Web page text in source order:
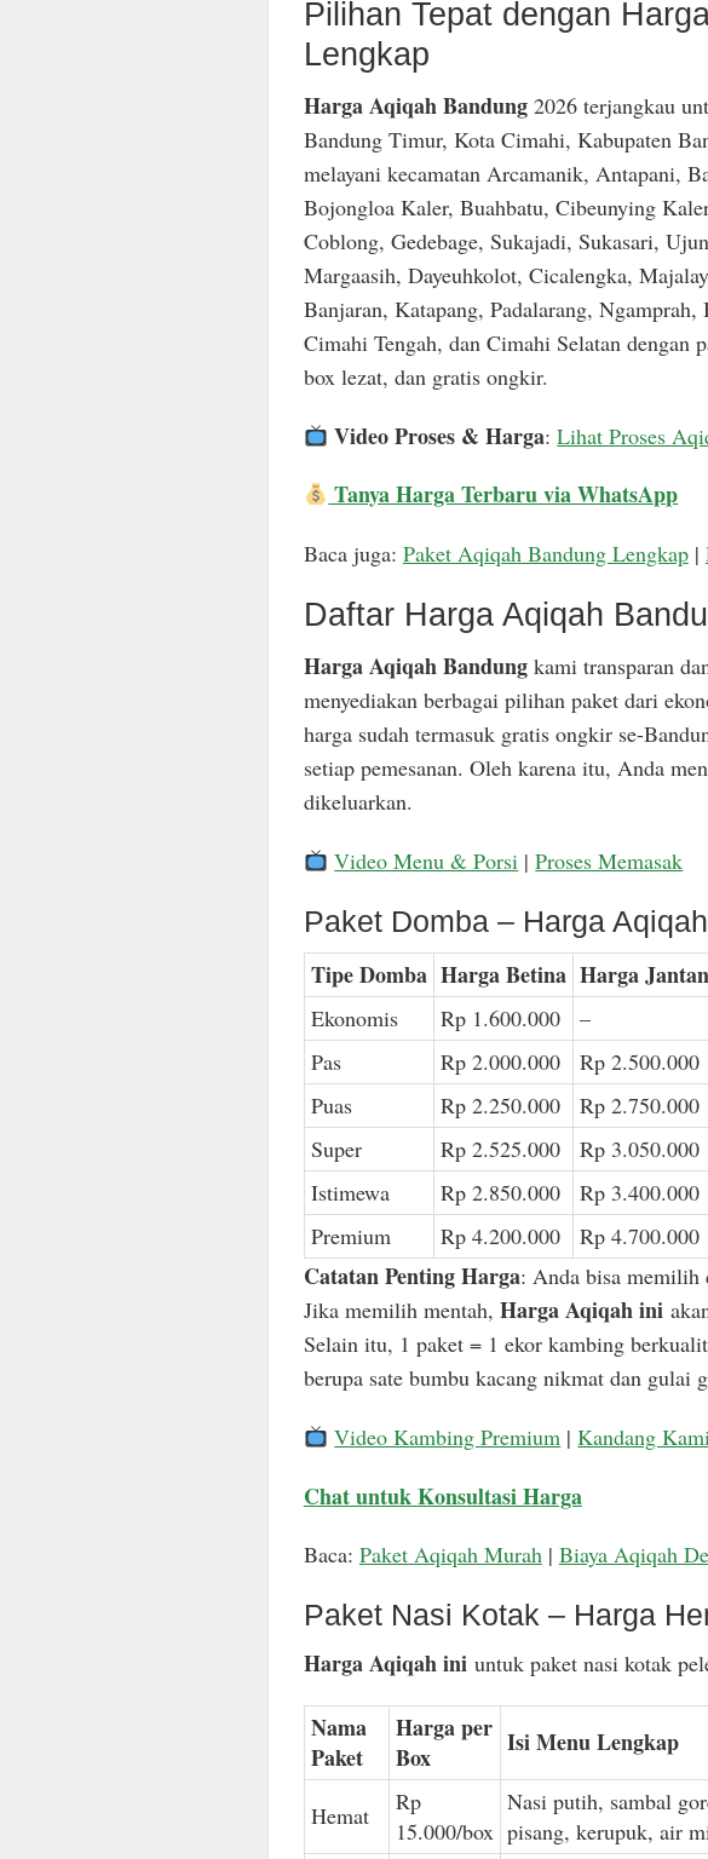
Pilihan Tepat dengan
Lengkap
Harga Aqiqah Bandung2026 terjangkau
Bandung Timur, Kota Cimahi, Kabupaten
melayani kecamatan Arcamanik, Antapani,
Bojongloa Kaler, Buahbatu, Cibeunying
Coblong, Gedebage, Sukajadi, Sukasari,
Margaasih, Dayeuhkolot, Cicalengka,
Banjaran, Katapang, Padalarang,
Cimahi Tengah, dan Cimahi Selatan dengan
box lezat, dan gratis ongkir.
Video Proses & Harga:Lihat Proses
Tanya Harga Terbaru via WhatsApp
Baca juga: Paket Aqiqah Bandung Lengkap|
Daftar Harga Aqiqah
Harga Aqiqah Bandungkami transparan
menyediakan berbagai pilihan paket dari
harga sudah termasuk gratis ongkir se-
setiap pemesanan. Oleh karena itu, Anda
dikeluarkan.
Video Menu & Porsi |Proses Memasak
Paket Domba – Harga
Tipe Domba Harga Betina Harga Jantan
Ekonomis Rp 1.600.000 –
Pas
Rp 2.000.000 Rp 2.500.000
Puas
Rp 2.250.000 Rp 2.750.000
Super
Rp 2.525.000 Rp 3.050.000
Istimewa
Rp 2.850.000 Rp 3.400.000
Premium
Rp 4.200.000 Rp 4.700.000
Catatan Penting Harga: Anda bisa memilih
Jika memilih mentah, Harga Aqiqah ini
Selain itu, 1 paket = 1 ekor kambing
berupa sate bumbu kacang nikmat dan gulai
Video Kambing Premium |Kandang
Chat untuk Konsultasi Harga
Baca: Paket Aqiqah Murah| Biaya Aqiqah
Paket Nasi Kotak – Harga
Harga Aqiqah iniuntuk paket nasi kotak
Nama
Paket
Harga per
Box
Isi Menu Lengkap
Hemat
Rp
15.000/box
Nasi putih, sambal
pisang, kerupuk, air